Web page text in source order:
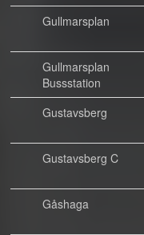
Gullmarsplan
Gullmarsplan
Bussstation
Gustavsberg
Gustavsberg C
Gåshaga